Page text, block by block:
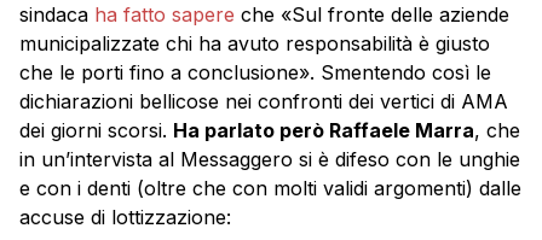
sindaca ha fatto sapere che «Sul fronte delle aziende
municipalizzate chi ha avuto responsabilità è giusto
che le porti fino a conclusione». Smentendo così le
dichiarazioni bellicose nei confronti dei vertici di AMA
dei giorni scorsi. Ha parlato però Raffaele Marra, che
in un’intervista al Messaggero si è difeso con le unghie
e con i denti (oltre che con molti validi argomenti) dalle
accuse di lottizzazione: